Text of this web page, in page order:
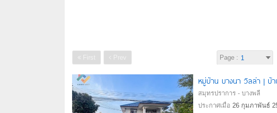
First Prev Page :
หมู่บ้าน บางนา วิลล่า | บ้
สมุทรปราการ - บางพลี
ประกาศเมื่อ 26 กุมภาพันธ์